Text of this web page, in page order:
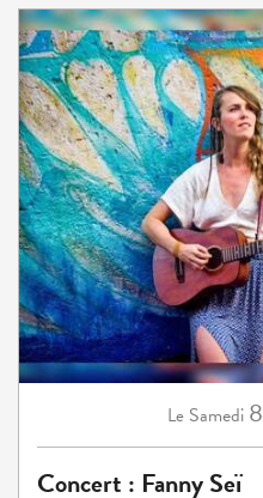
Le Samedi 8
Concert : Fanny Seï